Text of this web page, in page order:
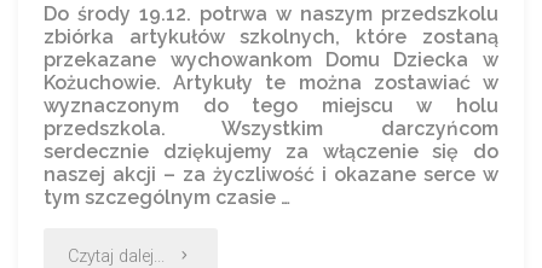
Do środy 19.12. potrwa w naszym przedszkolu
zbiórka artykułów szkolnych, które zostaną
przekazane wychowankom Domu Dziecka w
Kożuchowie. Artykuły te można zostawiać w
wyznaczonym do tego miejscu w holu
przedszkola. Wszystkim darczyńcom
serdecznie dziękujemy za włączenie się do
naszej akcji – za życzliwość i okazane serce w
tym szczególnym czasie …
Czytaj dalej...